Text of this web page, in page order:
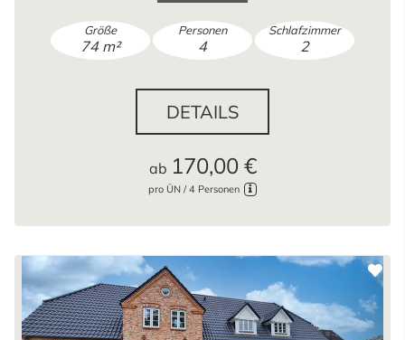
74 m²
Größe
4
Personen
2
Schlafzimmer
ab 170,00 €
pro ÜN / 4 Personen
DETAILS